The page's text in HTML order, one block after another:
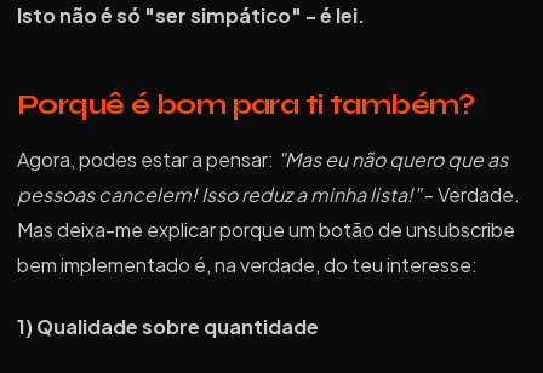
Isto não é só "ser simpático" - é lei.
Porquê é bom para ti também?
Agora, podes estar a pensar: "Mas eu não quero que as
pessoas cancelem! Isso reduz a minha lista!"- Verdade.
Mas deixa-me explicar porque um botão de unsubscribe
bem implementado é, na verdade, do teu interesse:
1) Qualidade sobre quantidade